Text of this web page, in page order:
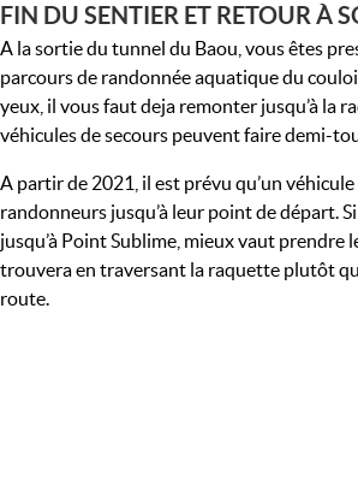
FIN DU SENTIER ET RETOUR À
A la sortie du tunnel du Baou, vous êtes
parcours de randonnée aquatique du
yeux, il vous faut deja remonter jusqu’à la
véhicules de secours peuvent faire demi-
A partir de 2021, il est prévu qu’un
randonneurs jusqu’à leur point de départ.
jusqu’à Point Sublime, mieux vaut prendre
trouvera en traversant la raquette plutôt
route.